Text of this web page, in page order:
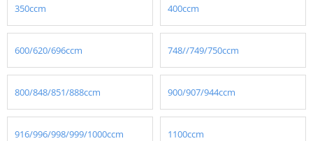
350ccm 400ccm
600/620/696ccm 748//749/750ccm
800/848/851/888ccm 900/907/944ccm
916/996/998/999/1000ccm 1100ccm